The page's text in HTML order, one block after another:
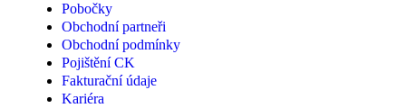
Pobočky
Obchodní partneři
Obchodní podmínky
Pojištění CK
Fakturační údaje
Kariéra